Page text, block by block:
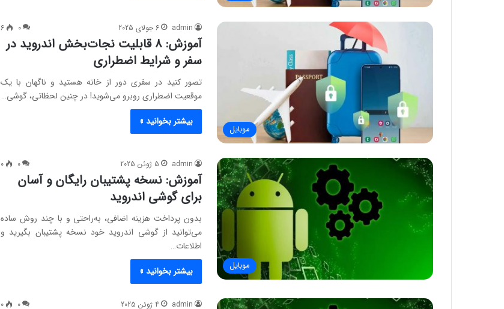
موبایل
admin 6 جولای 2025 0
6
آموزش: ۸ قابلیت نجات‌بخش اندروید در
سفر و شرایط اضطراری
تصور کنید در سفری دور از خانه هستید و ناگهان با یک
موقعیت اضطراری روبرو می‌شوید! در چنین لحظاتی، گوشی…
بیشتر بخوانید »
موبایل
admin 5 ژوئن 2025 0
0
آموزش: نسخه پشتیبان رایگان و آسان
برای گوشی اندروید
بدون پرداخت هزینه اضافی، به‌راحتی و با چند روش ساده
می‌توانید از گوشی اندروید خود نسخه پشتیبان بگیرید و
اطلاعات…
بیشتر بخوانید »
admin 4 ژوئن 2025 0
0